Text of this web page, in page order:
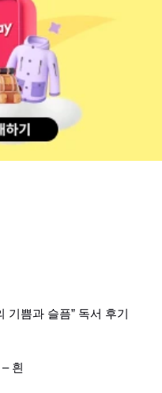
기쁨과 슬픔” 독서 후기
흰